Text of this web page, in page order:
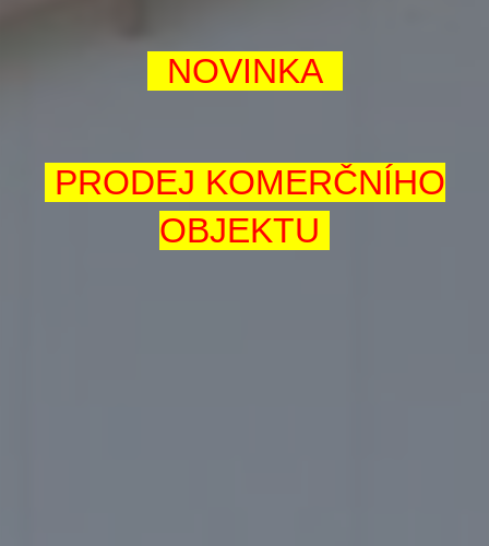
NOVINKA
PRODEJ KOMERČNÍHO
OBJEKTU